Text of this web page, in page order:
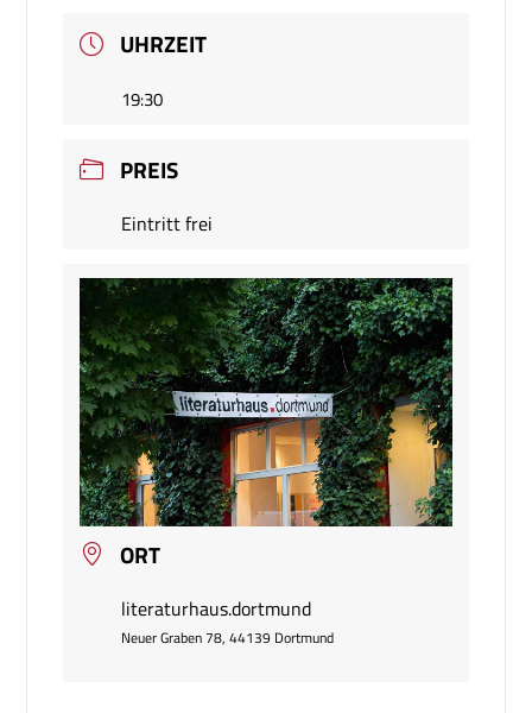
UHRZEIT
19:30
PREIS
Eintritt frei
ORT
literaturhaus.dortmund
Neuer Graben 78, 44139 Dortmund